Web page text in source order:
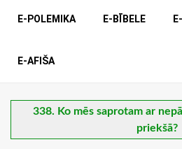
E-POLEMIKA E-BĪBELE
E-AFIŠA
338. Ko mēs saprotam ar
priekšā?